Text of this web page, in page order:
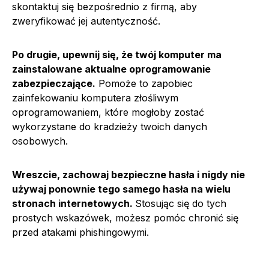
skontaktuj się bezpośrednio z firmą, aby
zweryfikować jej autentyczność.
Po drugie, upewnij się, że twój komputer ma
zainstalowane aktualne oprogramowanie
zabezpieczające. Pomoże to zapobiec
zainfekowaniu komputera złośliwym
oprogramowaniem, które mogłoby zostać
wykorzystane do kradzieży twoich danych
osobowych.
Wreszcie, zachowaj bezpieczne hasła i nigdy nie
używaj ponownie tego samego hasła na wielu
stronach internetowych. Stosując się do tych
prostych wskazówek, możesz pomóc chronić się
przed atakami phishingowymi.